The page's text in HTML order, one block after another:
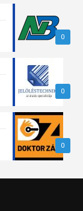
0
0
0